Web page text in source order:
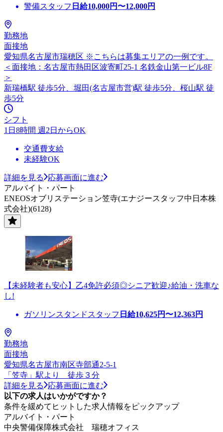
警備スタッフ 日給10,000円〜12,000円
勤務地
面接地
愛知県名古屋市瑞穂区 ※こちらは募集エリアの一例です。
＜面接地：名古屋市熱田区波寄町25-1 名鉄金山第一ビル8F
＞
新瑞橋駅 徒歩5分、堀田(名古屋市営)駅 徒歩5分、桜山駅 徒
歩5分
シフト
1日8時間 週2日からOK
交通費支給
未経験OK
詳細を見る
応募画面に進む
アルバイト・パート
ENEOSオブリステーション笠寺(エナジースタッフ中日本株
式会社)(6128)
【未経験者も安心】乙4免許必須◎シニア歓迎♪給油・洗車な
し!
ガソリンスタンドスタッフ 日給10,625円〜12,363円
勤務地
面接地
愛知県名古屋市南区寺部通2-5-1
「笠寺」駅より 徒歩３分
詳細を見る
応募画面に進む
以下の求人はいかがですか？
条件を緩めてヒットした求人情報をピックアップ
アルバイト・パート
中央警備保障株式会社 瑞穂オフィス